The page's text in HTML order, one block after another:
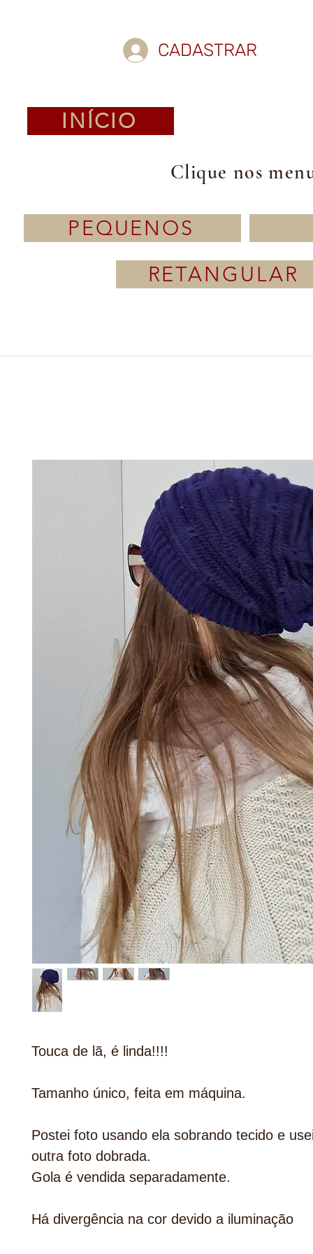
CADASTRAR
INÍCIO
Clique nos
PEQUENOS
RETANGULAR
Touca de lã, é linda!!!!
Tamanho único, feita em máquina.
Postei foto usando ela sobrando tecido e
outra foto dobrada.
Gola é vendida separadamente.
Há divergência na cor devido a iluminação